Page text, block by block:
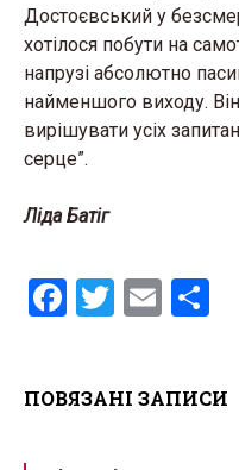
Достоєвський у
хотілося побути на
напрузі абсолютно
найменшого виходу.
вирішувати усіх
серце”.
Ліда Батіг
F
b
T
er
E
e
ПОВЯЗАНІ ЗАПИСИ